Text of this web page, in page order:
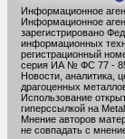
Информационное
Информационное
зарегистрировано
информационных
регистрационный
серия ИА № ФС 77 -
Новости, аналитика,
драгоценных
Использование
гиперссылкой на
Мнение авторов
не совпадать с